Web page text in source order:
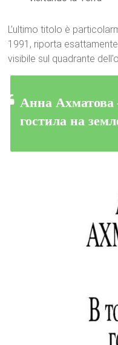
L’ultimo titolo è
1991, riporta
visibile sul quadrante
Анна Ахматова
гостила на